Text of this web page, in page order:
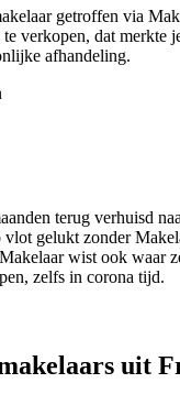
getroffen via
verkopen, dat merkte
afhandeling.
terug verhuisd
vlot gelukt zonder
wist ook waar
zelfs in corona tijd.
uit